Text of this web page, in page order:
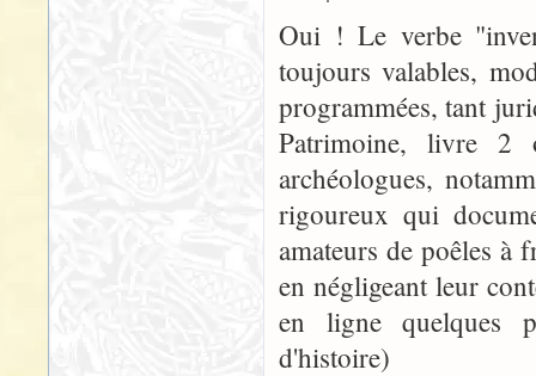
Oui ! Le verbe
toujours valables,
programmées, tant
Patrimoine, livre
archéologues,
rigoureux qui
amateurs de poêles
en négligeant leur
en ligne quelques
d'histoire)